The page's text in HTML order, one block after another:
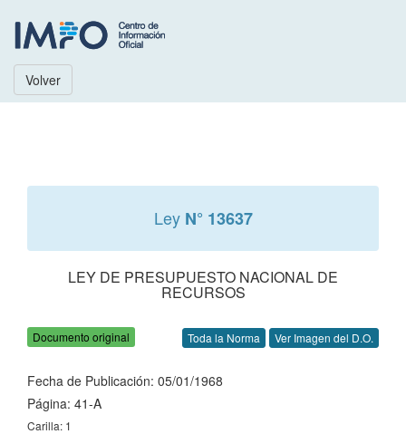
Volver
Ley N° 13637
LEY DE PRESUPUESTO NACIONAL DE
RECURSOS
Documento original Toda la Norma Ver Imagen del D.O.
Fecha de Publicación: 05/01/1968
Página: 41-A
Carilla: 1